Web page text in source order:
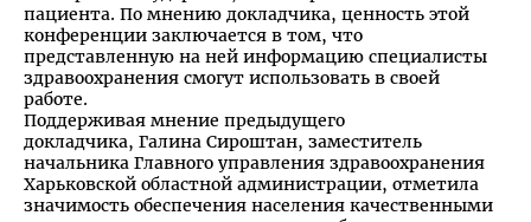
пациента. По мнению докладчика, ценность этой
конференции заключается в том, что
представленную на ней информацию специалисты
здравоохранения смогут использовать в своей
работе.
Поддерживая мнение предыдущего
докладчика, Галина Сироштан, заместитель
начальника Главного управления здравоохранения
Харьковской областной администрации, отметила
значимость обеспечения населения качественными